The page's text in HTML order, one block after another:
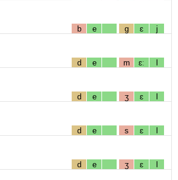
b e g ɛ j
d e m ɛː l
d e ʒ ɛ l
d e s ɛ l
d e ʒ ɛ l